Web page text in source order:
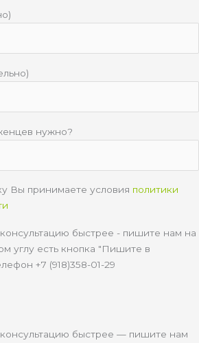
нужно?
Вы принимаете условия политики
консультацию быстрее - пишите нам на
углу есть кнопка "Пишите в
+7 (918)358-01-29
консультацию быстрее — пишите нам